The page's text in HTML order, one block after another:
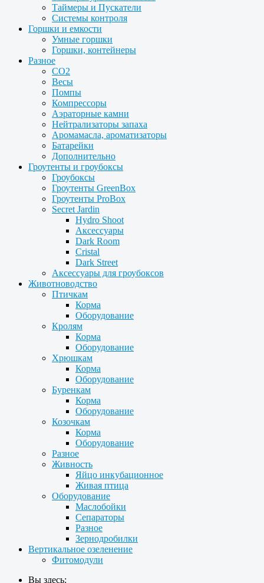
Таймеры и Пускатели
Системы контроля
Горшки и емкости
Умные горшки
Горшки, контейнеры
Разное
CO2
Весы
Помпы
Компрессоры
Аэраторные камни
Нейтрализаторы запаха
Аромамасла, ароматизаторы
Батарейки
Дополнительно
Гроутенты и гроубоксы
Гроубоксы
Гроутенты GreenBox
Гроутенты ProBox
Secret Jardin
Hydro Shoot
Аксессуары
Dark Room
Cristal
Dark Street
Аксессуары для гроубоксов
Животноводство
Птичкам
Корма
Оборудование
Кролям
Корма
Оборудование
Хрюшкам
Корма
Оборудование
Буренкам
Корма
Оборудование
Козочкам
Корма
Оборудование
Разное
Живность
Яйцо инкубационное
Живая птица
Оборудование
Маслобойки
Сепараторы
Разное
Зернодробилки
Вертикальное озеленение
Фитомодули
Вы здесь: